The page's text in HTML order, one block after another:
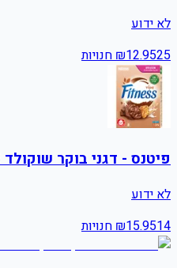
לא ידוע
₪12.9525 חנויות
פיטנס - דגני בוקר שוקולד 375 גרם
לא ידוע
₪15.9514 חנויות